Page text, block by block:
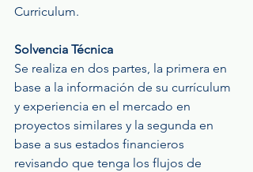
Curriculum.
Solvencia Técnica
Se realiza en dos partes, la primera en
base a la información de su currículum
y experiencia en el mercado en
proyectos similares y la segunda en
base a sus estados financieros
revisando que tenga los flujos de